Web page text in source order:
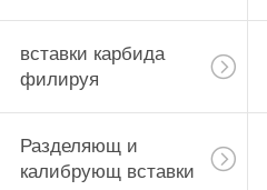
вставки карбида
филируя
Разделяющ и
калибрующ вставки